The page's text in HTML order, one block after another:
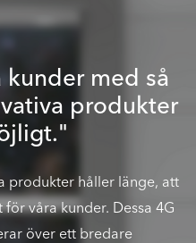
kunder med så
produkter
produkter håller länge, att
våra kunder. Dessa 4G
över ett bredare